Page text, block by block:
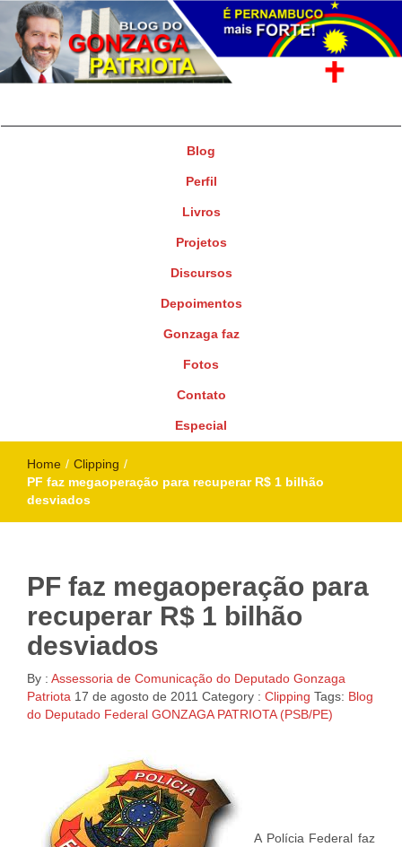
Blog
Perfil
Livros
Projetos
Discursos
Depoimentos
Gonzaga faz
Fotos
Contato
Especial
Home / Clipping /
PF faz megaoperação para recuperar R$ 1 bilhão
desviados
PF faz megaoperação para
recuperar R$ 1 bilhão
desviados
By : Assessoria de Comunicação do Deputado Gonzaga
Patriota 17 de agosto de 2011 Category : Clipping Tags: Blog
do Deputado Federal GONZAGA PATRIOTA (PSB/PE)
A Polícia Federal faz